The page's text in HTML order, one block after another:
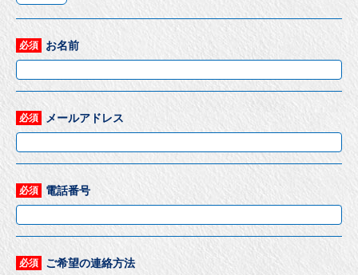
必須 お名前
必須 メールアドレス
必須 電話番号
必須 ご希望の連絡方法